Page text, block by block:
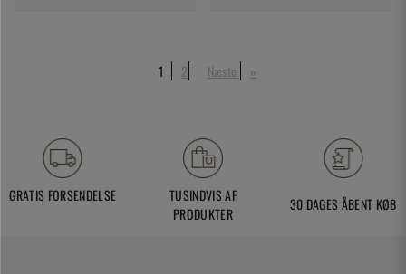
1 2 Næste »
GRATIS FORSENDELSE
TUSINDVIS AF
PRODUKTER
30 DAGES ÅBENT KØB